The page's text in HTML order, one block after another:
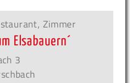
Zimmer
Elsabauern´
3